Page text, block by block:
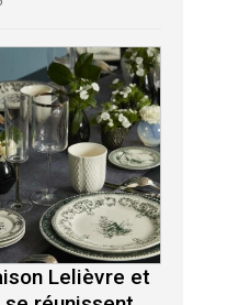
Lelièvre et